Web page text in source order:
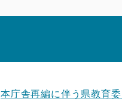
本庁舎再編に伴う県教育